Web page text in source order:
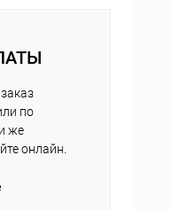
по
же
онлайн.